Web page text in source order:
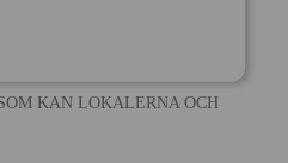
KAN LOKALERNA OCH